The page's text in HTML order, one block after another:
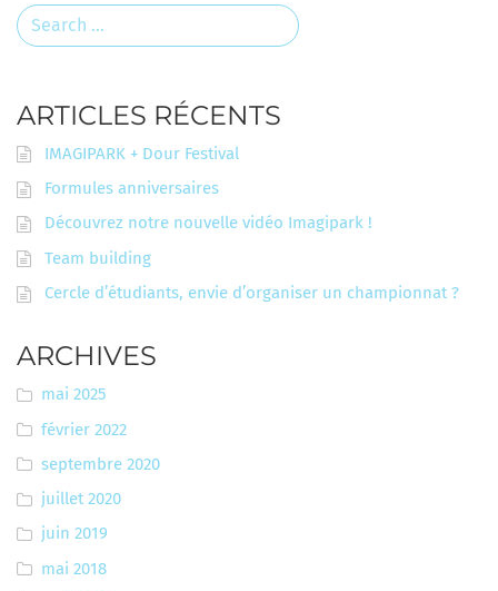
Search
for:
ARTICLES RÉCENTS
IMAGIPARK + Dour Festival
Formules anniversaires
Découvrez notre nouvelle vidéo Imagipark !
Team building
Cercle d’étudiants, envie d’organiser un championnat ?
ARCHIVES
mai 2025
février 2022
septembre 2020
juillet 2020
juin 2019
mai 2018